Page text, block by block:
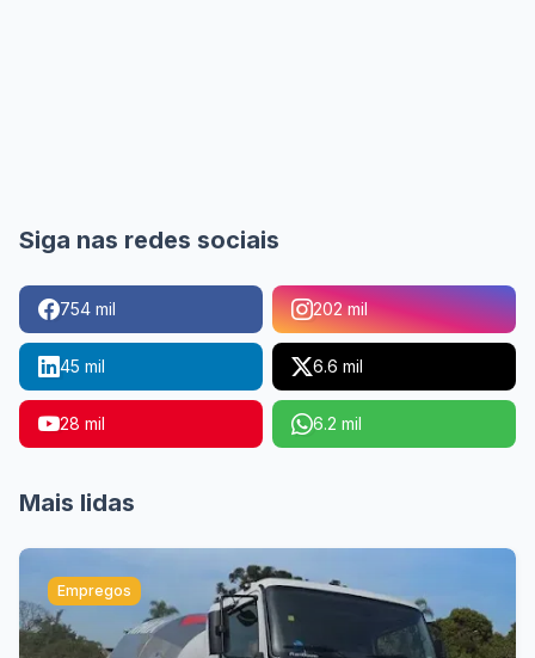
Siga nas redes sociais
754 mil 202 mil
45 mil 6.6 mil
28 mil 6.2 mil
Mais lidas
Empregos